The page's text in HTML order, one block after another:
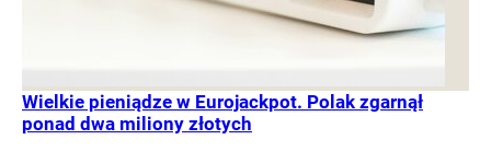
Wielkie pieniądze w Eurojackpot. Polak zgarnął
ponad dwa miliony złotych